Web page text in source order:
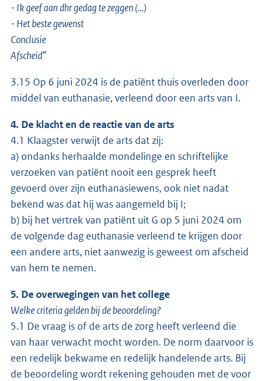
- Ik geef aan dhr gedag te zeggen (…)
- Het beste gewenst
Conclusie
Afscheid”
3.15 Op 6 juni 2024 is de patiënt thuis overleden door
middel van euthanasie, verleend door een arts van I.
4. De klacht en de reactie van de arts
4.1 Klaagster verwijt de arts dat zij:
a) ondanks herhaalde mondelinge en schriftelijke
verzoeken van patiënt nooit een gesprek heeft
gevoerd over zijn euthanasiewens, ook niet nadat
bekend was dat hij was aangemeld bij I;
b) bij het vertrek van patiënt uit G op 5 juni 2024 om
de volgende dag euthanasie verleend te krijgen door
een andere arts, niet aanwezig is geweest om afscheid
van hem te nemen.
5. De overwegingen van het college
Welke criteria gelden bij de beoordeling?
5.1 De vraag is of de arts de zorg heeft verleend die
van haar verwacht mocht worden. De norm daarvoor is
een redelijk bekwame en redelijk handelende arts. Bij
de beoordeling wordt rekening gehouden met de voor